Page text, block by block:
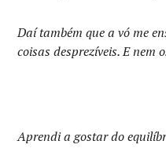
Daí também que a vó me
coisas desprezíveis. E nem
Aprendi a gostar do